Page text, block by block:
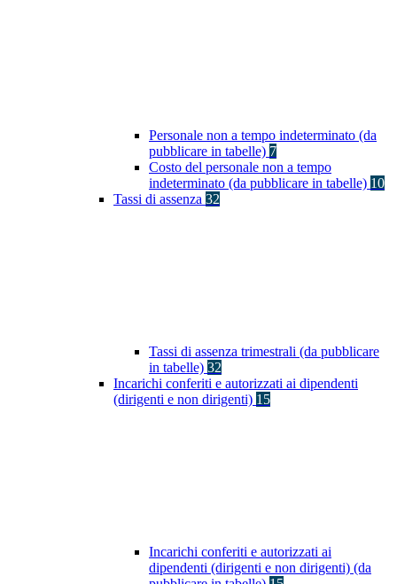
Personale non a tempo indeterminato (da
pubblicare in tabelle) 7
Costo del personale non a tempo
indeterminato (da pubblicare in tabelle) 10
Tassi di assenza 32
Tassi di assenza trimestrali (da pubblicare
in tabelle) 32
Incarichi conferiti e autorizzati ai dipendenti
(dirigenti e non dirigenti) 15
Incarichi conferiti e autorizzati ai
dipendenti (dirigenti e non dirigenti) (da